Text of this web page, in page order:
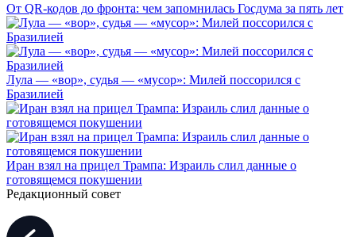
От QR-кодов до фронта: чем запомнилась Госдума за пять лет
Лула — «вор», судья — «мусор»: Милей поссорился с
Бразилией
Иран взял на прицел Трампа: Израиль слил данные о
готовящемся покушении
Редакционный совет